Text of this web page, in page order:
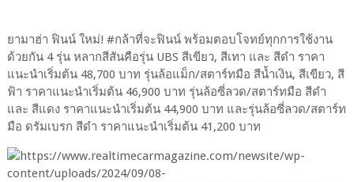
ยามาฮ่า ฟินน์ ใหม่! #กล้าที่จะฟินน์ พร้อมตอบโจทย์ทุกการใช้งาน
ด้วยกัน 4 รุ่น หลากสีสันคือรุ่น UBS สีเขียว, สีเทา และ สีดำ ราคา
แนะนำเริ่มต้น 48,700 บาท รุ่นล้อแม็ก/สตาร์ทมือ สีน้ำเงิน, สีเขียว, สี
ฟ้า ราคาแนะนำเริ่มต้น 46,900 บาท รุ่นล้อซี่ลวด/สตาร์ทมือ สีดำ
และ สีแดง ราคาแนะนำเริ่มต้น 44,900 บาท และรุ่นล้อซี่ลวด/สตาร์ท
มือ ดรัมเบรก สีดำ ราคาแนะนำเริ่มต้น 41,200 บาท